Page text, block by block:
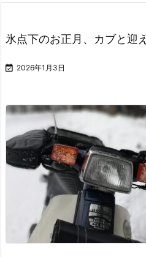
氷点下のお正月、カブと迎
 2026年1月3日